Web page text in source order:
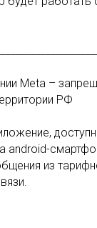
Meta –
РФ
android-
из